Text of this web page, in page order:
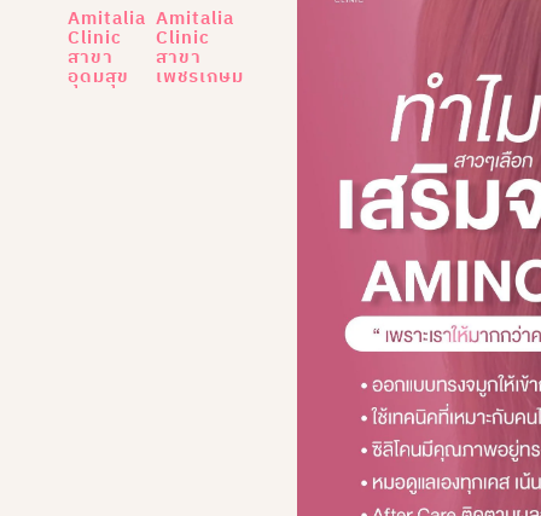
Amitalia
Clinic
สาขา
อุดมสุข
Amitalia
Clinic
สาขา
เพชรเกษม